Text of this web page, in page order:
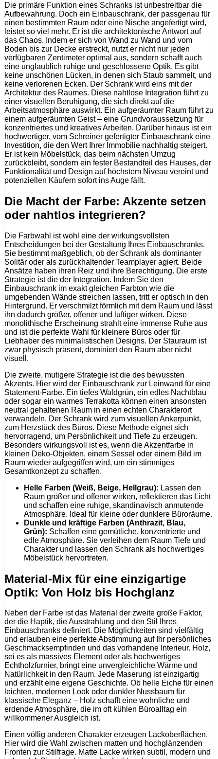
Die primäre Funktion eines Schranks ist unbestreitbar die
Aufbewahrung. Doch ein Einbauschrank, der passgenau für
einen bestimmten Raum oder eine Nische angefertigt wird,
leistet so viel mehr. Er ist die architektonische Antwort auf
das Chaos. Indem er sich von Wand zu Wand und vom
Boden bis zur Decke erstreckt, nutzt er nicht nur jeden
verfügbaren Zentimeter optimal aus, sondern schafft auch
eine unglaublich ruhige und geschlossene Optik. Es gibt
keine unschönen Lücken, in denen sich Staub sammelt, und
keine verlorenen Ecken. Der Schrank wird eins mit der
Architektur des Raumes. Diese nahtlose Integration führt zu
einer visuellen Beruhigung, die sich direkt auf die
Arbeitsatmosphäre auswirkt. Ein aufgeräumter Raum führt zu
einem aufgeräumten Geist – eine Grundvoraussetzung für
konzentriertes und kreatives Arbeiten. Darüber hinaus ist ein
hochwertiger, vom Schreiner gefertigter Einbauschrank eine
Investition, die den Wert Ihrer Immobilie nachhaltig steigert.
Er ist kein Möbelstück, das beim nächsten Umzug
zurückbleibt, sondern ein fester Bestandteil des Hauses, der
Funktionalität und Design auf höchstem Niveau vereint und
potenziellen Käufern sofort ins Auge fällt.
Die Macht der Farbe: Akzente setzen
oder nahtlos integrieren?
Die Farbwahl ist wohl eine der wirkungsvollsten
Entscheidungen bei der Gestaltung Ihres Einbauschranks.
Sie bestimmt maßgeblich, ob der Schrank als dominanter
Solitär oder als zurückhaltender Teamplayer agiert. Beide
Ansätze haben ihren Reiz und ihre Berechtigung. Die erste
Strategie ist die der Integration. Indem Sie den
Einbauschrank im exakt gleichen Farbton wie die
umgebenden Wände streichen lassen, tritt er optisch in den
Hintergrund. Er verschmilzt förmlich mit dem Raum und lässt
ihn dadurch größer, offener und luftiger wirken. Diese
monolithische Erscheinung strahlt eine immense Ruhe aus
und ist die perfekte Wahl für kleinere Büros oder für
Liebhaber des minimalistischen Designs. Der Stauraum ist
zwar physisch präsent, dominiert den Raum aber nicht
visuell.
Die zweite, mutigere Strategie ist die des bewussten
Akzents. Hier wird der Einbauschrank zur Leinwand für eine
Statement-Farbe. Ein tiefes Waldgrün, ein edles Nachtblau
oder sogar ein warmes Terrakotta können einen ansonsten
neutral gehaltenen Raum in einen echten Charakterort
verwandeln. Der Schrank wird zum visuellen Ankerpunkt,
zum Herzstück des Büros. Diese Methode eignet sich
hervorragend, um Persönlichkeit und Tiefe zu erzeugen.
Besonders wirkungsvoll ist es, wenn die Akzentfarbe in
kleinen Deko-Objekten, einem Sessel oder einem Bild im
Raum wieder aufgegriffen wird, um ein stimmiges
Gesamtkonzept zu schaffen.
Helle Farben (Weiß, Beige, Hellgrau): Lassen den
Raum größer und offener wirken, reflektieren das Licht
und schaffen eine ruhige, skandinavisch anmutende
Atmosphäre. Ideal für kleine oder dunklere Büroräume.
Dunkle und kräftige Farben (Anthrazit, Blau,
Grün): Schaffen eine gemütliche, konzentrierte und
edle Atmosphäre. Sie verleihen dem Raum Tiefe und
Charakter und lassen den Schrank als hochwertiges
Möbelstück hervortreten.
Material-Mix für eine einzigartige
Optik: Von Holz bis Hochglanz
Neben der Farbe ist das Material der zweite große Faktor,
der die Haptik, die Ausstrahlung und den Stil Ihres
Einbauschranks definiert. Die Möglichkeiten sind vielfältig
und erlauben eine perfekte Abstimmung auf Ihr persönliches
Geschmacksempfinden und das vorhandene Interieur. Holz,
sei es als massives Element oder als hochwertiges
Echtholzfurnier, bringt eine unvergleichliche Wärme und
Natürlichkeit in den Raum. Jede Maserung ist einzigartig
und erzählt eine eigene Geschichte. Ob helle Eiche für einen
leichten, modernen Look oder dunkler Nussbaum für
klassische Eleganz – Holz schafft eine wohnliche und
erdende Atmosphäre, die im oft kühlen Büroalltag ein
willkommener Ausgleich ist.
Einen völlig anderen Charakter erzeugen Lackoberflächen.
Hier wird die Wahl zwischen matten und hochglänzenden
Fronten zur Stilfrage. Matte Lacke wirken subtil, modern und